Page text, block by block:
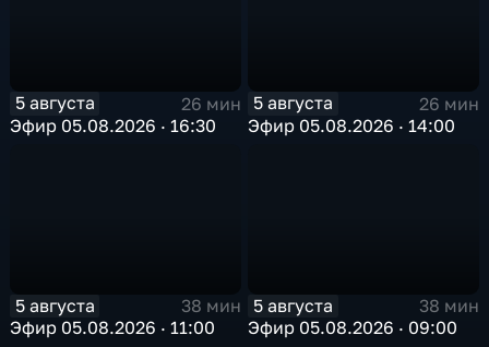
5 августа
26 мин
Эфир 05.08.2026 · 16:30
5 августа
26 мин
Эфир 05.08.2026 · 14:00
5 августа
38 мин
Эфир 05.08.2026 · 11:00
5 августа
38 мин
Эфир 05.08.2026 · 09:00